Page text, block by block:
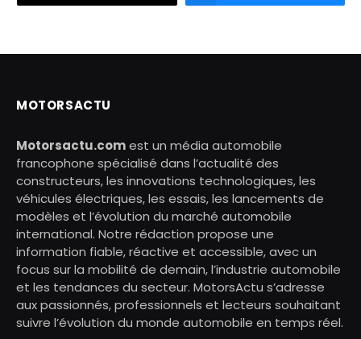
MOTORSACTU
Motorsactu.comest un média automobile
francophone spécialisé dans l’actualité des
constructeurs, les innovations technologiques, les
véhicules électriques, les essais, les lancements de
modèles et l’évolution du marché automobile
international. Notre rédaction propose une
information fiable, réactive et accessible, avec un
focus sur la mobilité de demain, l’industrie automobile
et les tendances du secteur. MotorsActu s’adresse
aux passionnés, professionnels et lecteurs souhaitant
suivre l’évolution du monde automobile en temps réel.